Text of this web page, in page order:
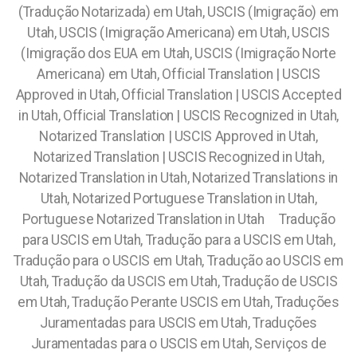
(Tradução Notarizada) em Utah, USCIS (Imigração) em
Utah, USCIS (Imigração Americana) em Utah, USCIS
(Imigração dos EUA em Utah, USCIS (Imigração Norte
Americana) em Utah, Official Translation | USCIS
Approved in Utah, Official Translation | USCIS Accepted
in Utah, Official Translation | USCIS Recognized in Utah,
Notarized Translation | USCIS Approved in Utah,
Notarized Translation | USCIS Recognized in Utah,
Notarized Translation in Utah, Notarized Translations in
Utah, Notarized Portuguese Translation in Utah,
Portuguese Notarized Translation in Utah Tradução
para USCIS em Utah, Tradução para a USCIS em Utah,
Tradução para o USCIS em Utah, Tradução ao USCIS em
Utah, Tradução da USCIS em Utah, Tradução de USCIS
em Utah, Tradução Perante USCIS em Utah, Traduções
Juramentadas para USCIS em Utah, Traduções
Juramentadas para o USCIS em Utah, Serviços de